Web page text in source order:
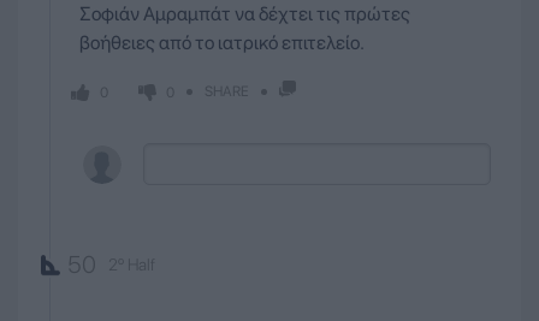
Σοφιάν Αμραμπάτ να δέχτει τις πρώτες
βοήθειες από το ιατρικό επιτελείο.
SHARE
50 2º Half